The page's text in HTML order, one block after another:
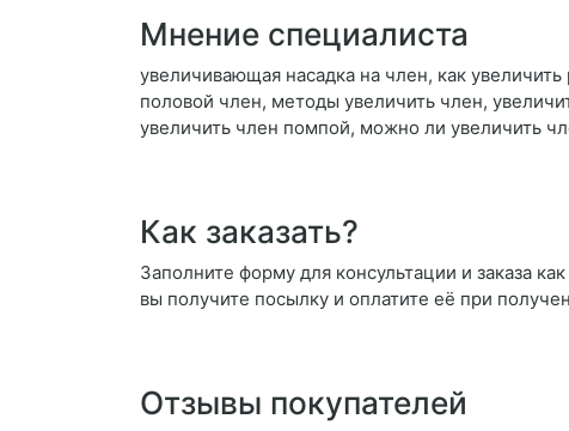
Мнение специалиста
увеличивающая насадка на член, как
половой член, методы увеличить член,
увеличить член помпой, можно ли увеличить
Как заказать?
Заполните форму для консультации и заказа
вы получите посылку и оплатите её при
Отзывы покупателей